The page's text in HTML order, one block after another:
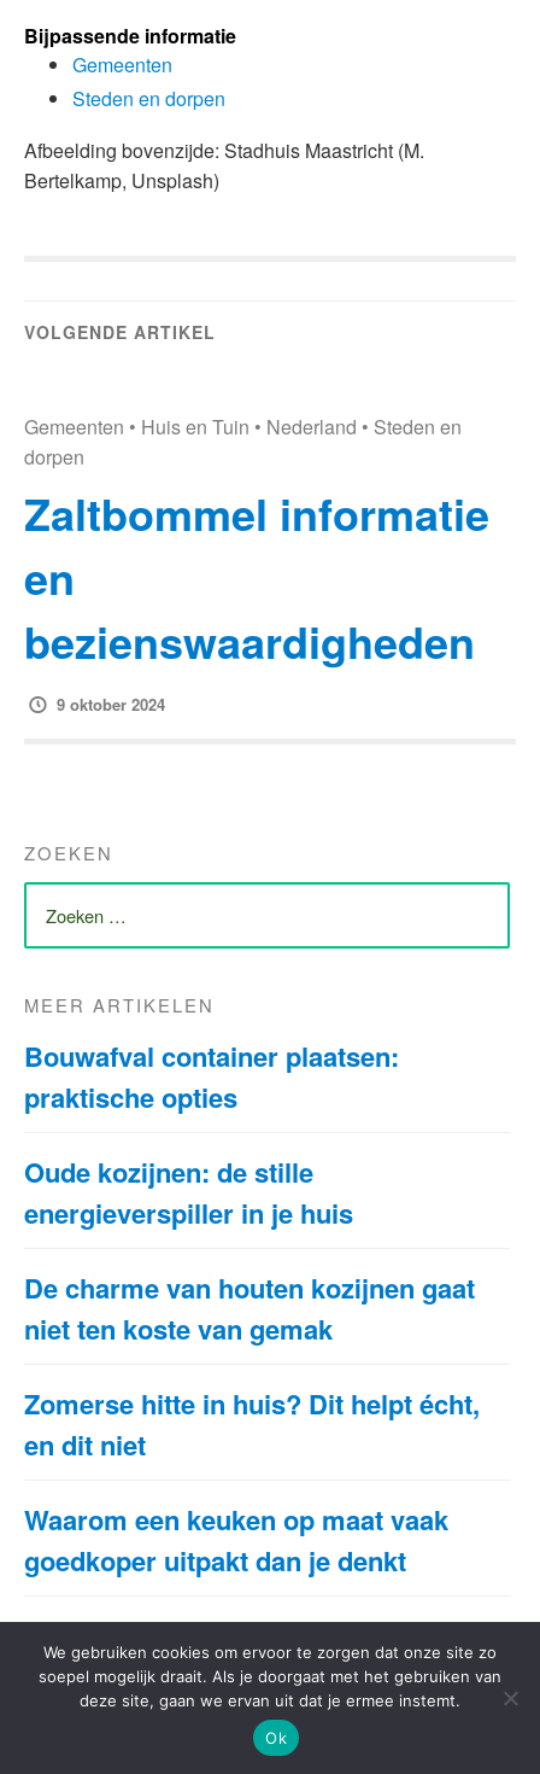
Bijpassende informatie
Gemeenten
Steden en dorpen
Afbeelding bovenzijde: Stadhuis Maastricht (M.
Bertelkamp, Unsplash)
VOLGENDE ARTIKEL
Gemeenten • Huis en Tuin • Nederland • Steden en
dorpen
Zaltbommel informatie
en
bezienswaardigheden
9 oktober 2024
ZOEKEN
ZOEK
NAAR:
MEER ARTIKELEN
Bouwafval container plaatsen:
praktische opties
Oude kozijnen: de stille
energieverspiller in je huis
De charme van houten kozijnen gaat
niet ten koste van gemak
Zomerse hitte in huis? Dit helpt écht,
en dit niet
Waarom een keuken op maat vaak
goedkoper uitpakt dan je denkt
TAGS
gemeente hoofdstad
Nederland
We gebruiken cookies om ervoor te zorgen dat onze site zo
soepel mogelijk draait. Als je doorgaat met het gebruiken van
deze site, gaan we ervan uit dat je ermee instemt.
Ok